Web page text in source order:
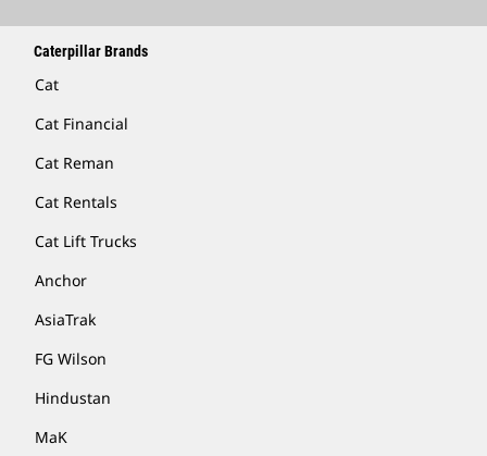
Caterpillar Brands
Cat
Cat Financial
Cat Reman
Cat Rentals
Cat Lift Trucks
Anchor
AsiaTrak
FG Wilson
Hindustan
MaK